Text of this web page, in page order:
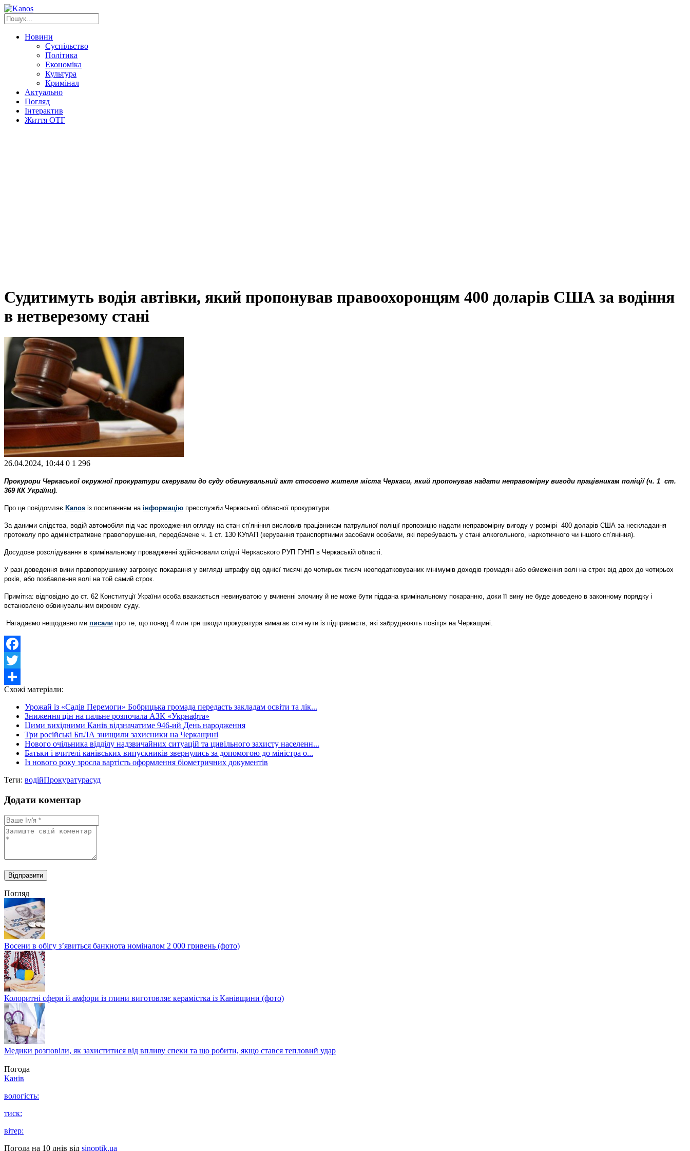
Новини
Суспільство
Політика
Економіка
Культура
Кримінал
Актуально
Погляд
Інтерактив
Життя ОТГ
Судитимуть водія автівки, який пропонував правоохоронцям 400 доларів США за водіння
в нетверезому стані
26.04.2024, 10:44 0 1 296
Прокурори Черкаської окружної прокуратури скерували до суду обвинувальний акт стосовно жителя міста Черкаси, який пропонував надати неправомірну вигоди працівникам поліції (ч. 1 ст.
369 КК України).
Про це повідомляє Kanos із посиланням на інформацію пресслужби Черкаської обласної прокуратури.
За даними слідства, водій автомобіля під час проходження огляду на стан сп’яніння висловив працівникам патрульної поліції пропозицію надати неправомірну вигоду у розмірі 400 доларів США за нескладання
протоколу про адміністративне правопорушення, передбачене ч. 1 ст. 130 КУпАП (керування транспортними засобами особами, які перебувають у стані алкогольного, наркотичного чи іншого сп’яніння).
Досудове розслідування в кримінальному провадженні здійснювали слідчі Черкаського РУП ГУНП в Черкаській області.
У разі доведення вини правопорушнику загрожує покарання у вигляді штрафу від однієї тисячі до чотирьох тисяч неоподатковуваних мінімумів доходів громадян або обмеження волі на строк від двох до чотирьох
років, або позбавлення волі на той самий строк.
Примітка: відповідно до ст. 62 Конституції України особа вважається невинуватою у вчиненні злочину й не може бути піддана кримінальному покаранню, доки її вину не буде доведено в законному порядку і
встановлено обвинувальним вироком суду.
Нагадаємо нещодавно ми писали про те, що понад 4 млн грн шкоди прокуратура вимагає стягнути із підприємств, які забруднюють повітря на Черкащині.
Facebook
Twitter
Share
Схожі матеріали:
Урожай із «Садів Перемоги» Бобрицька громада передасть закладам освіти та лік...
Зниження цін на пальне розпочала АЗК «Укрнафта»
Цими вихідними Канів відзначатиме 946-ий День народження
Три російські БпЛА знищили захисники на Черкащині
Нового очільника відділу надзвичайних ситуацій та цивільного захисту населенн...
Батьки і вчителі канівських випускників звернулись за допомогою до міністра о...
Із нового року зросла вартість оформлення біометричних документів
Теги: водійПрокуратурасуд
Додати коментар
Погляд
Восени в обігу з’явиться банкнота номіналом 2 000 гривень (фото)
Колоритні сфери й амфори із глини виготовляє керамістка із Канівщини (фото)
Медики розповіли, як захиститися від впливу спеки та що робити, якщо стався тепловий удар
Погода
Канів
вологість:
тиск:
вітер:
Погода на 10 днів від sinoptik.ua